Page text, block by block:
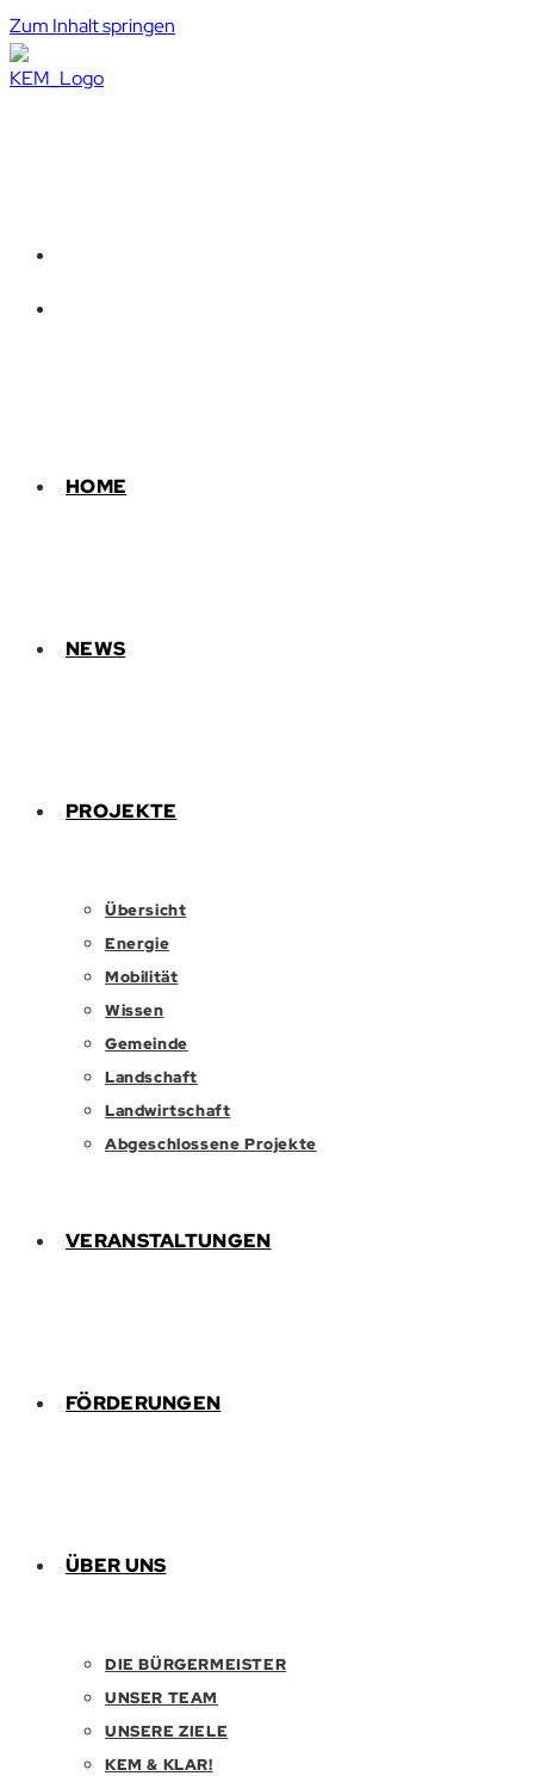
Zum Inhalt springen
HOME
NEWS
PROJEKTE
Übersicht
Energie
Mobilität
Wissen
Gemeinde
Landschaft
Landwirtschaft
Abgeschlossene Projekte
VERANSTALTUNGEN
FÖRDERUNGEN
ÜBER UNS
DIE BÜRGERMEISTER
UNSER TEAM
UNSERE ZIELE
KEM & KLAR!